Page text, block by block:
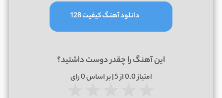
دانلود آهنگ کیفیت 128
این آهنگ را چقدر دوست داشتید؟
امتیاز0.0از 5 | بر اساس 0رای